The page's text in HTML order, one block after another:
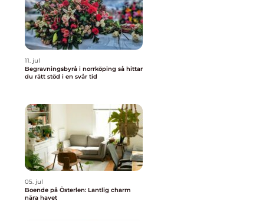
11. jul
Begravningsbyrå i norrköping så hittar
du rätt stöd i en svår tid
05. jul
Boende på Österlen: Lantlig charm
nära havet